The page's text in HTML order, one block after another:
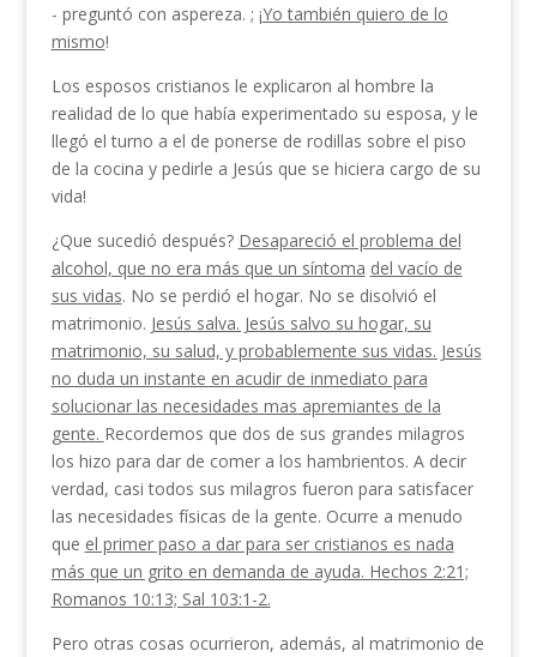
- preguntó con aspereza. ; ¡Yo también quiero de lo
mismo!
Los esposos cristianos le explicaron al hombre la
realidad de lo que había experimentado su esposa, y le
llegó el turno a el de ponerse de rodillas sobre el piso
de la cocina y pedirle a Jesús que se hiciera cargo de su
vida!
¿Que sucedió después? Desapareció el problema del
alcohol, que no era más que un síntoma del vacío de
sus vidas. No se perdió el hogar. No se disolvió el
matrimonio. Jesús salva. Jesús salvo su hogar, su
matrimonio, su salud, y probablemente sus vidas. Jesús
no duda un instante en acudir de inmediato para
solucionar las necesidades mas apremiantes de la
gente. Recordemos que dos de sus grandes milagros
los hizo para dar de comer a los hambrientos. A decir
verdad, casi todos sus milagros fueron para satisfacer
las necesidades físicas de la gente. Ocurre a menudo
que el primer paso a dar para ser cristianos es nada
más que un grito en demanda de ayuda. Hechos 2:21;
Romanos 10:13; Sal 103:1-2.
Pero otras cosas ocurrieron, además, al matrimonio de